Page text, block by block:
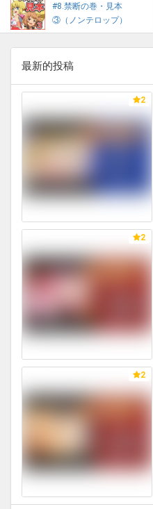
#8.禁断の巻・見本
③（ノンテロップ）
最新的投稿
2
2
2